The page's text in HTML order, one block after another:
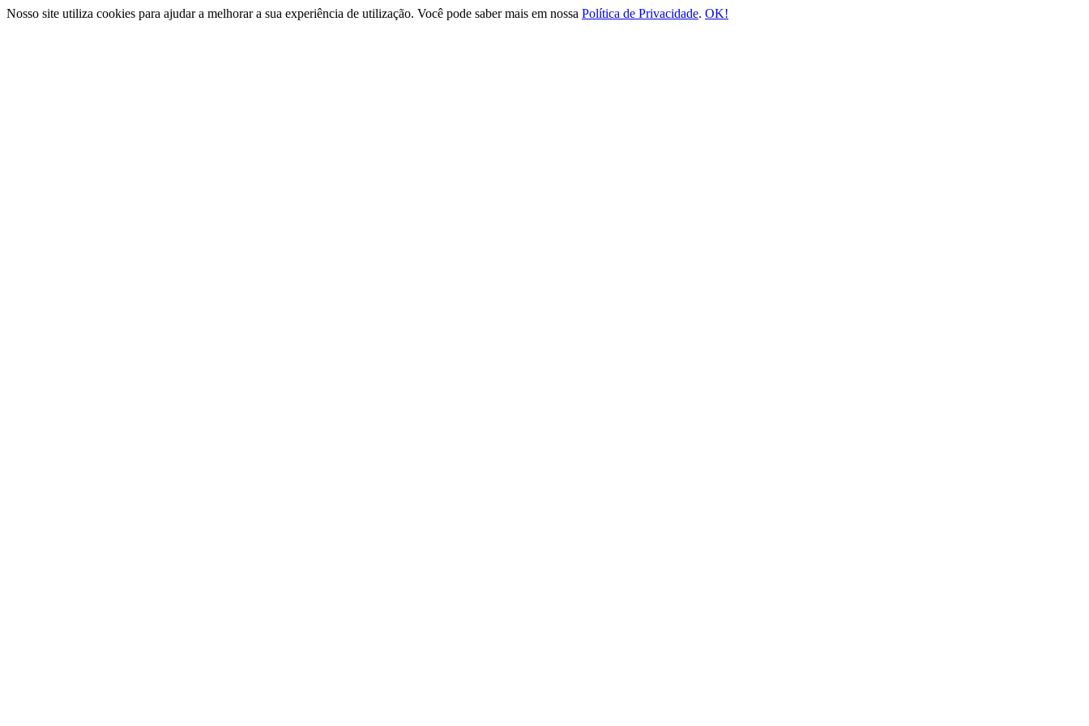
Nosso site utiliza cookies para ajudar a melhorar a sua experiência de utilização. Você pode saber mais em nossa Política de Privacidade. OK!